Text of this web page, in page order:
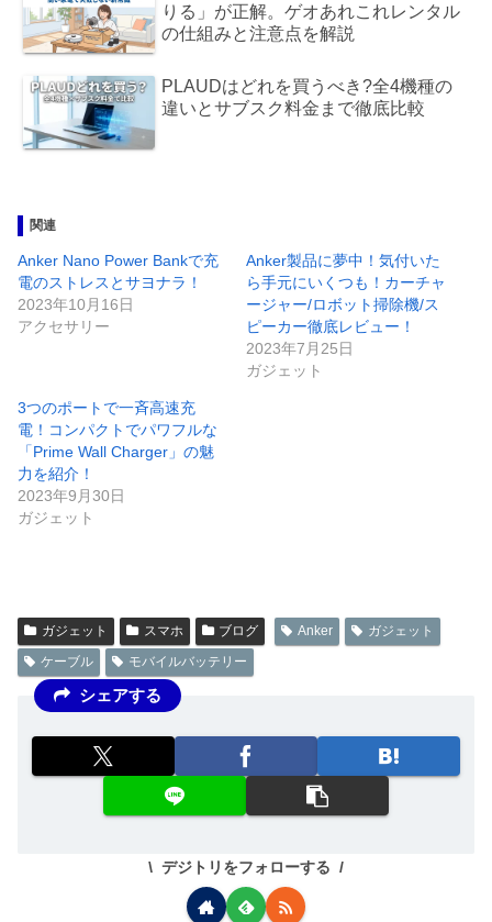
りる」が正解。ゲオあれこれレンタル
の仕組みと注意点を解説
PLAUDはどれを買うべき?全4機種の
違いとサブスク料金まで徹底比較
関連
Anker Nano Power Bankで充
電のストレスとサヨナラ！
2023年10月16日
アクセサリー
Anker製品に夢中！気付いた
ら手元にいくつも！カーチャ
ージャー/ロボット掃除機/ス
ピーカー徹底レビュー！
2023年7月25日
ガジェット
3つのポートで一斉高速充
電！コンパクトでパワフルな
「Prime Wall Charger」の魅
力を紹介！
2023年9月30日
ガジェット
ガジェット スマホ ブログ Anker
ガジェット
ケーブル
モバイルバッテリー
シェアする
デジトリをフォローする